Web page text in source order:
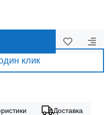
клик
Доставка